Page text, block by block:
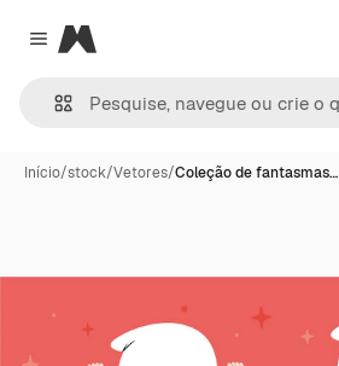
Close menu
Magnific
Início/stock/Vetores/Coleção de fantasmas…